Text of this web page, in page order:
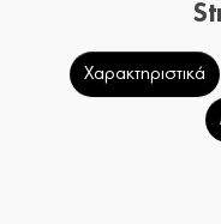
Χαρακτηριστικά